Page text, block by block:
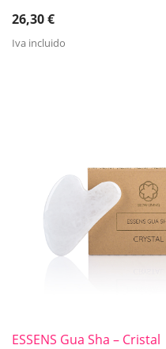
26,30€
Iva incluido
ESSENS Gua Sha – Cristal